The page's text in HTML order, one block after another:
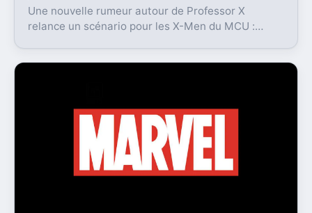
Une nouvelle rumeur autour de Professor X
relance un scénario pour les X-Men du MCU :